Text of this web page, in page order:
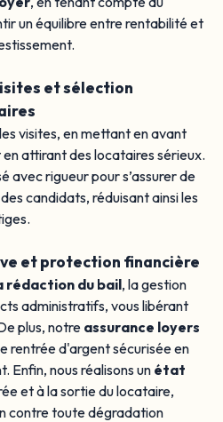
un équilibre entre rentabilité et
et sélection
visites, en mettant en avant
attirant des locataires sérieux.
avec rigueur pour s’assurer de
candidats, réduisant ainsi les
et protection financière
rédaction du bail, la gestion
administratifs, vous libérant
plus, notre assurance loyers
rentrée d'argent sécurisée en
Enfin, nous réalisons un état
et à la sortie du locataire,
contre toute dégradation